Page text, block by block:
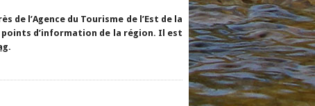
de l’Agence du Tourisme de l’Est de la
points d’information de la région. Il est
.